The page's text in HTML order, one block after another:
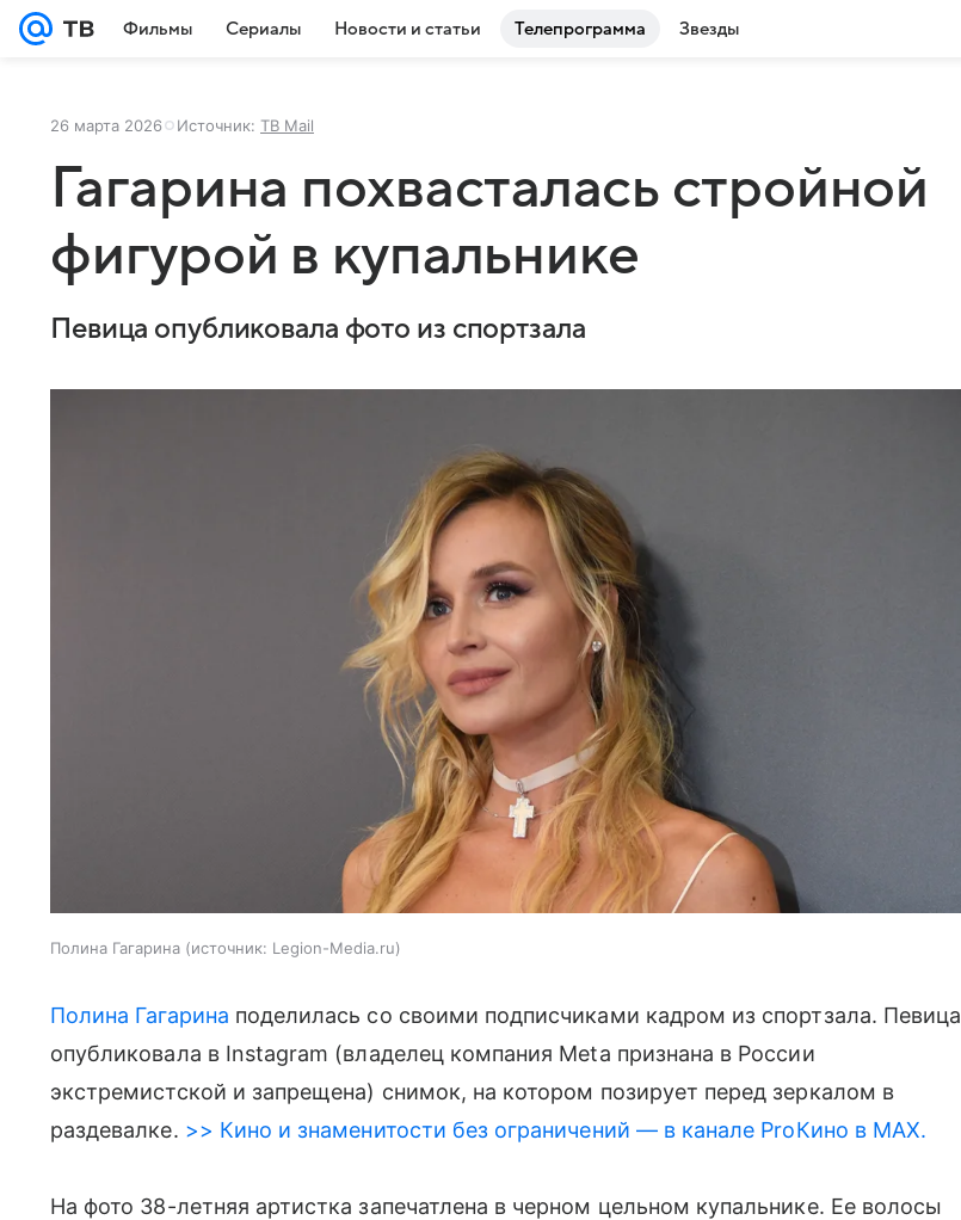
Фильмы Сериалы Новости и статьи Телепрограмма Звезды
26 марта 2026 Источник: ТВ Mail
Гагарина похвасталась стройной
фигурой в купальнике
Певица опубликовала фото из спортзала
Полина Гагарина источник: Legion-Media.ru
Полина Гагарина поделилась со своими подписчиками кадром из спортзала. Певица
опубликовала в Instagram (владелец компания Meta признана в России
экстремистской и запрещена) снимок, на котором позирует перед зеркалом в
раздевалке. >> Кино и знаменитости без ограничений — в канале ProКино в MAX.
На фото 38-летняя артистка запечатлена в черном цельном купальнике. Ее волосы